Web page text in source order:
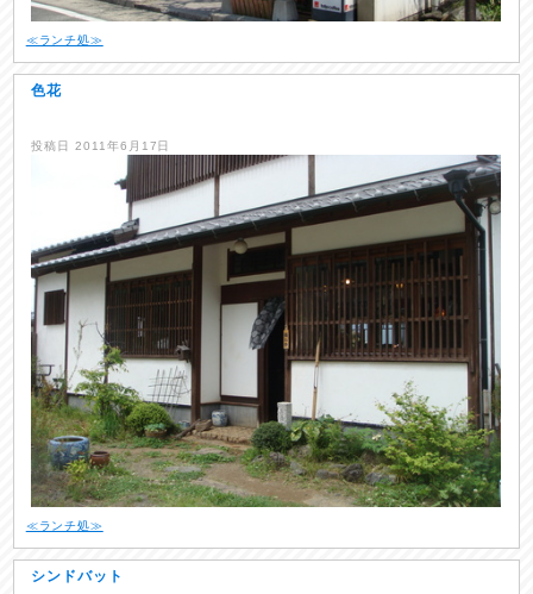
≪ランチ処≫
色花
投稿日 2011年6月17日
≪ランチ処≫
シンドバット